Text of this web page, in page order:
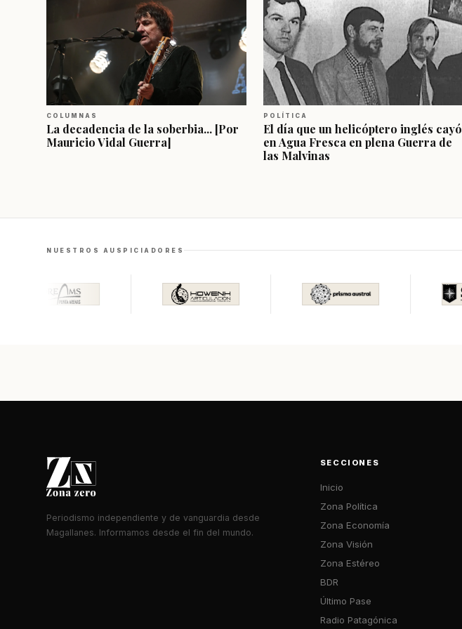
COLUMNAS
La decadencia de la soberbia... [Por
Mauricio Vidal Guerra]
POLÍTICA
El día que un helicóptero inglés cayó
en Agua Fresca en plena Guerra de
las Malvinas
NUESTROS AUSPICIADORES
Periodismo independiente y de vanguardia desde
Magallanes. Informamos desde el fin del mundo.
SECCIONES
Inicio
Zona Política
Zona Economía
Zona Visión
Zona Estéreo
BDR
Último Pase
Radio Patagónica